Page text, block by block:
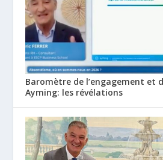
Baromètre de l’engagement et
Ayming: les révélations